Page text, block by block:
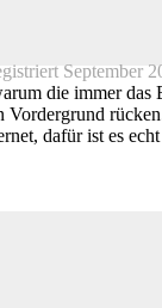
September
die immer das
Vordergrund
dafür ist es